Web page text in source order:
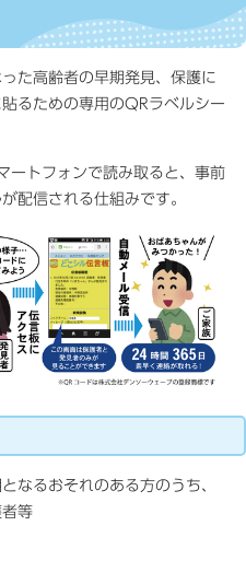
た高齢者の早期発見、保護に
るための専用のQRラベルシー
ートフォンで読み取ると、事前
配信される仕組みです。
なるおそれのある方のうち、
等